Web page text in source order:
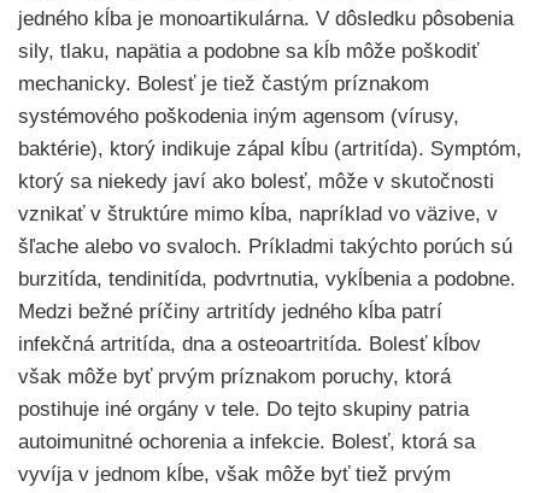
jedného kĺba je monoartikulárna. V dôsledku pôsobenia
sily, tlaku, napätia a podobne sa kĺb môže poškodiť
mechanicky. Bolesť je tiež častým príznakom
systémového poškodenia iným agensom (vírusy,
baktérie), ktorý indikuje zápal kĺbu (artritída). Symptóm,
ktorý sa niekedy javí ako bolesť, môže v skutočnosti
vznikať v štruktúre mimo kĺba, napríklad vo väzive, v
šľache alebo vo svaloch. Príkladmi takýchto porúch sú
burzitída, tendinitída, podvrtnutia, vykĺbenia a podobne.
Medzi bežné príčiny artritídy jedného kĺba patrí
infekčná artritída, dna a osteoartritída. Bolesť kĺbov
však môže byť prvým príznakom poruchy, ktorá
postihuje iné orgány v tele. Do tejto skupiny patria
autoimunitné ochorenia a infekcie. Bolesť, ktorá sa
vyvíja v jednom kĺbe, však môže byť tiež prvým